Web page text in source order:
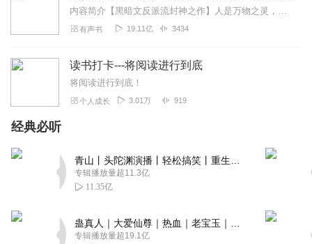
内容简介【黑暗文反派流封神之作】人是万物之灵，蛊是天地真精。一个穿越者不断重生的故事。一个养蛊、炼蛊、用蛊的奇特世界。配音组（男角色）老宝玉旁白...
有声书 19.11亿 3434
读书打卡---将阅读进行到底
将阅读进行到底！
个人成长 3.01万 919
经典必听
专辑播放量超11.3亿
11.35亿
专辑播放量超19.1亿